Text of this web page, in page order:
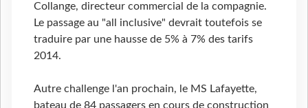
Collange, directeur commercial de la compagnie.
Le passage au "all inclusive" devrait toutefois se
traduire par une hausse de 5% à 7% des tarifs
2014.
Autre challenge l'an prochain, le MS Lafayette,
bateau de 84 passagers en cours de construction